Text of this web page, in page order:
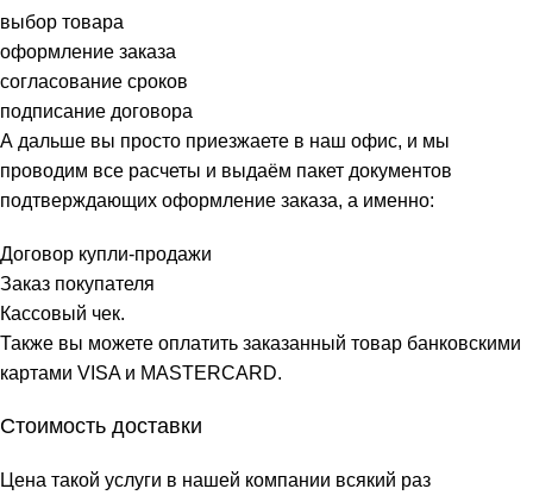
выбор товара
оформление заказа
согласование сроков
подписание договора
А дальше вы просто приезжаете в наш офис, и мы
проводим все расчеты и выдаём пакет документов
подтверждающих оформление заказа, а именно:
Договор купли-продажи
Заказ покупателя
Кассовый чек.
Также вы можете оплатить заказанный товар банковскими
картами VISA и MASTERCARD.
Стоимость доставки
Цена такой услуги в нашей компании всякий раз